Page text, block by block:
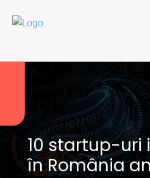
10 startup-uri
în România